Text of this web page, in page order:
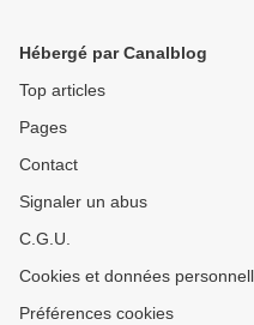
Hébergé par Canalblog
Top articles
Pages
Contact
Signaler un abus
C.G.U.
Cookies et données
Préférences cookies